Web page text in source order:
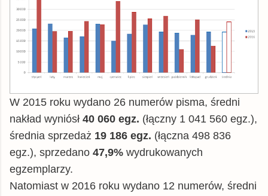
W 2015 roku wydano 26 numerów pisma, średni
nakład wyniósł 40 060 egz. (łączny 1 041 560 egz.),
średnia sprzedaż 19 186 egz. (łączna 498 836
egz.), sprzedano 47,9% wydrukowanych
egzemplarzy.
Natomiast w 2016 roku wydano 12 numerów, średni